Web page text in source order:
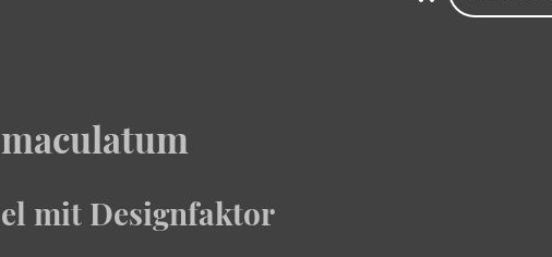
mit Designfaktor